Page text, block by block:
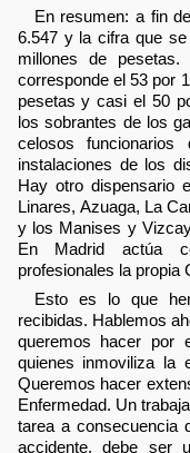
En resumen: a fin
6.547 y la cifra que
millones de
corresponde el 53 por
pesetas y casi el 50
los sobrantes de los
celosos
instalaciones de los
Hay otro dispensario
Linares, Azuaga, La
y los Manises y
En Madrid actúa
profesionales la propia
Esto es lo que
recibidas. Hablemos
queremos hacer por
quienes inmoviliza la
Queremos hacer
Enfermedad. Un
tarea a consecuencia
accidente, debe ser